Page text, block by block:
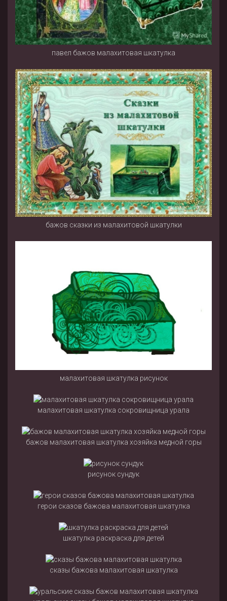
павел бажов малахитовая шкатулка
бажов сказки из малахитовой шкатулки
малахитовая шкатулка рисунок
малахитовая шкатулка сокровищница урала
бажов малахитовая шкатулка хозяйка медной горы
рисунок сундук
герои сказов бажова малахитовая шкатулка
шкатулка раскраска для детей
сказы бажова малахитовая шкатулка